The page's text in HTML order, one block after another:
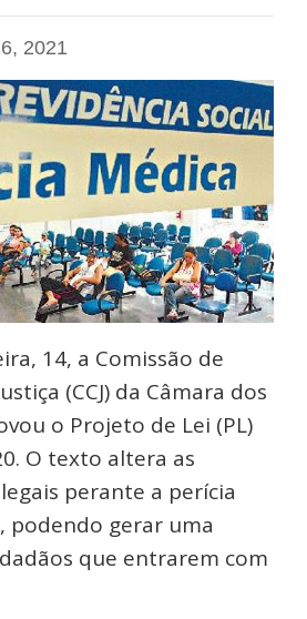
2021
14, a Comissão de
(CCJ) da Câmara dos
o Projeto de Lei (PL)
O texto altera as
perante a perícia
podendo gerar uma
que entrarem com